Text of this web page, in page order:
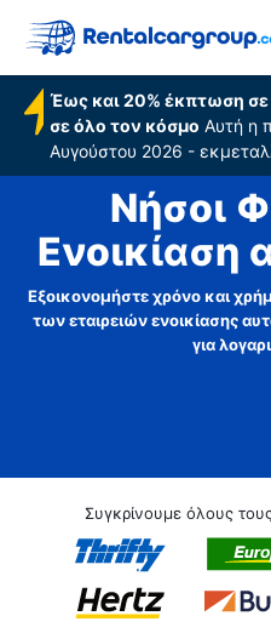
Έως και 20% έκπτωση σε
σε όλο τον κόσμο Αυτή η
Αυγούστου 2026 -
Νήσοι
Ενοικίαση
Εξοικονομήστε χρόνο και
των εταιρειών ενοικίασης
για
Συγκρίνουμε όλους